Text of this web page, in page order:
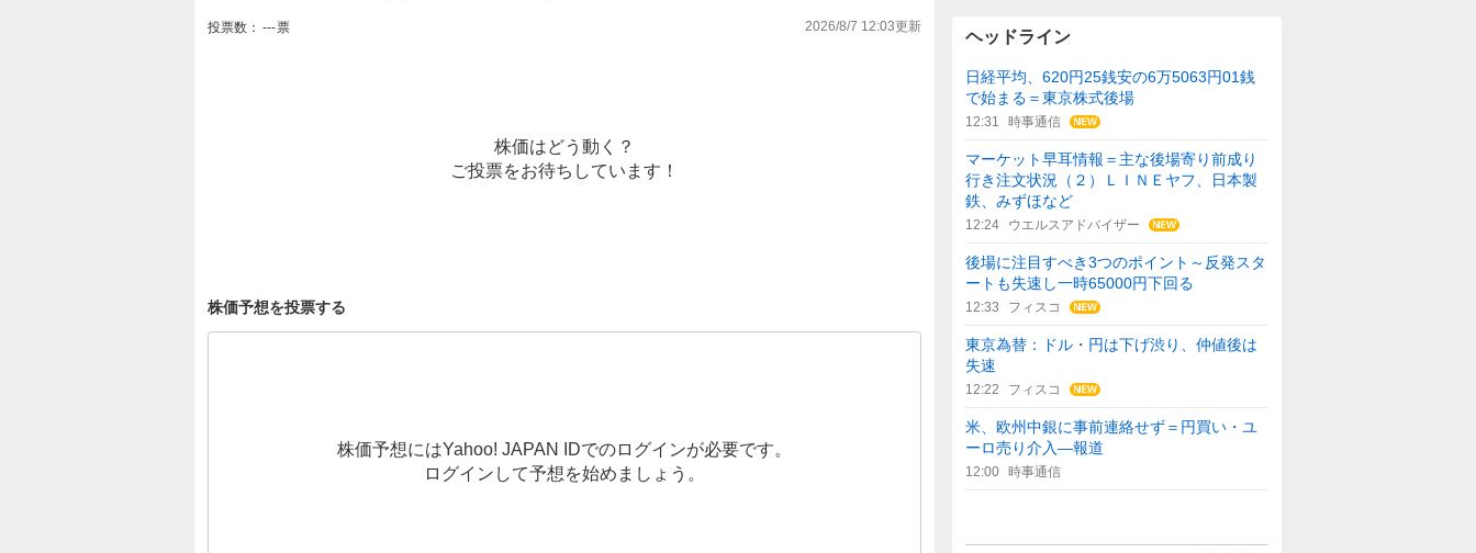
投票数： ---票 2026/8/7 12:03更新
株価はどう動く？
ご投票をお待ちしています！
株価予想を投票する
株価予想にはYahoo! JAPAN IDでのログインが必要です。
ログインして予想を始めましょう。
ヘッドライン
日経平均、620円25銭安の6万5063円01銭
で始まる＝東京株式後場
12:31 時事通信
マーケット早耳情報＝主な後場寄り前成り
行き注文状況（２）ＬＩＮＥヤフ、日本製
鉄、みずほなど
12:24 ウエルスアドバイザー
後場に注目すべき3つのポイント～反発スタ
ートも失速し一時65000円下回る
12:33 フィスコ
東京為替：ドル・円は下げ渋り、仲値後は
失速
12:22 フィスコ
米、欧州中銀に事前連絡せず＝円買い・ユ
ーロ売り介入―報道
12:00 時事通信